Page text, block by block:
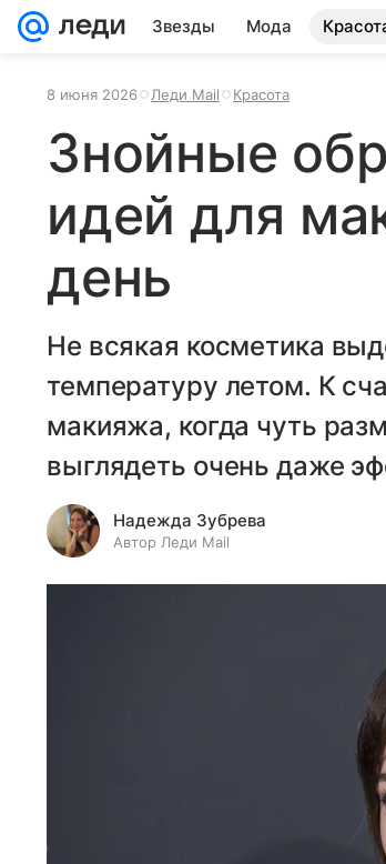
Звезды Мода
8 июня 2026 Леди Mail Красота
Знойные
идей для
день
Не всякая косметика
температуру летом. К
макияжа, когда чуть
выглядеть очень даже
Надежда Зубрева
Автор Леди Mail